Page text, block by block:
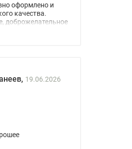
оформлено и
качества.
доброжелательное
19.06.2026